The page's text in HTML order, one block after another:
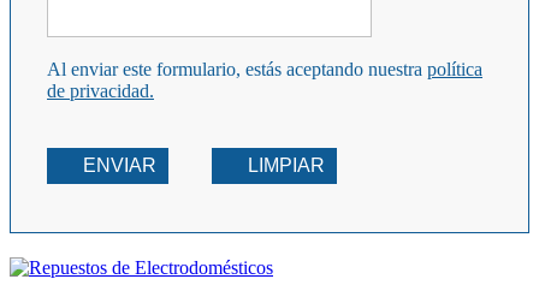
Al enviar este formulario, estás aceptando nuestra política
de privacidad.
ENVIAR LIMPIAR